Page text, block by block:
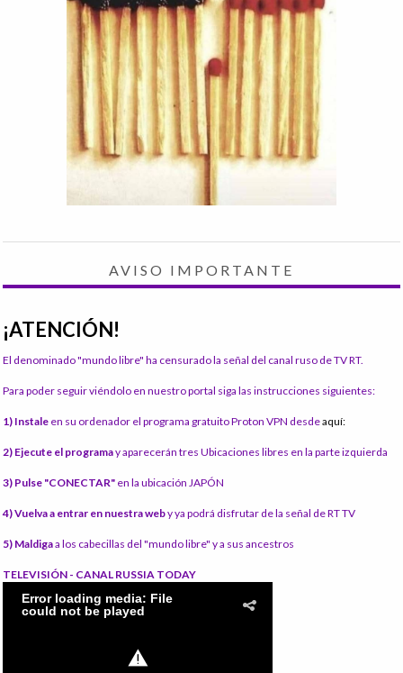
AVISO IMPORTANTE
¡ATENCIÓN!
El denominado "mundo libre" ha censurado la señal del canal ruso de TV RT.
Para poder seguir viéndolo en nuestro portal siga las instrucciones siguientes:
1) Instale en su ordenador el programa gratuito Proton VPN desdeaquí:
2) Ejecute el programay aparecerán tres Ubicaciones libres en la parte izquierda
3) Pulse "CONECTAR" en la ubicación JAPÓN
4) Vuelva a entrar en nuestra weby ya podrá disfrutar de la señal de RT TV
5) Maldigaa los cabecillas del "mundo libre" y a sus ancestros
TELEVISIÓN - CANAL RUSSIA TODAY